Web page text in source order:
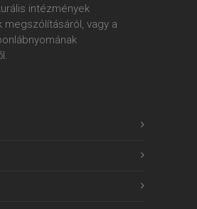
intézmények
megszólításáról, vagy a